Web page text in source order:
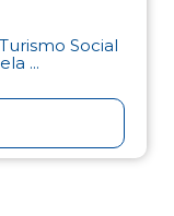
Social
...